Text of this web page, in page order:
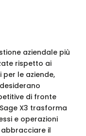
aziendale più
rispetto ai
le aziende,
di fronte
X3 trasforma
e operazioni
il